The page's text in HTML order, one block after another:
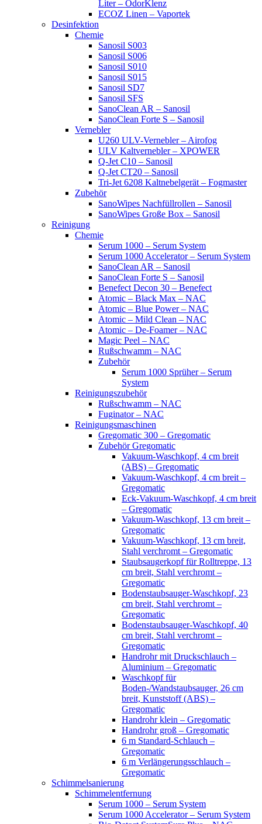
Liter – OdorKlenz
ECOZ Linen – Vaportek
Desinfektion
Chemie
Sanosil S003
Sanosil S006
Sanosil S010
Sanosil S015
Sanosil SD7
Sanosil SFS
SanoClean AR – Sanosil
SanoClean Forte S – Sanosil
Vernebler
U260 ULV-Vernebler – Airofog
ULV Kaltvernebler – XPOWER
Q-Jet C10 – Sanosil
Q-Jet CT20 – Sanosil
Tri-Jet 6208 Kaltnebelgerät – Fogmaster
Zubehör
SanoWipes Nachfüllrollen – Sanosil
SanoWipes Große Box – Sanosil
Reinigung
Chemie
Serum 1000 – Serum System
Serum 1000 Accelerator – Serum System
SanoClean AR – Sanosil
SanoClean Forte S – Sanosil
Benefect Decon 30 – Benefect
Atomic – Black Max – NAC
Atomic – Blue Power – NAC
Atomic – Mild Clean – NAC
Atomic – De-Foamer – NAC
Magic Peel – NAC
Rußschwamm – NAC
Zubehör
Serum 1000 Sprüher – Serum
System
Reinigungszubehör
Rußschwamm – NAC
Fuginator – NAC
Reinigungsmaschinen
Gregomatic 300 – Gregomatic
Zubehör Gregomatic
Vakuum-Waschkopf, 4 cm breit
(ABS) – Gregomatic
Vakuum-Waschkopf, 4 cm breit –
Gregomatic
Eck-Vakuum-Waschkopf, 4 cm breit
– Gregomatic
Vakuum-Waschkopf, 13 cm breit –
Gregomatic
Vakuum-Waschkopf, 13 cm breit,
Stahl verchromt – Gregomatic
Staubsaugerkopf für Rolltreppe, 13
cm breit, Stahl verchromt –
Gregomatic
Bodenstaubsauger-Waschkopf, 23
cm breit, Stahl verchromt –
Gregomatic
Bodenstaubsauger-Waschkopf, 40
cm breit, Stahl verchromt –
Gregomatic
Handrohr mit Druckschlauch –
Aluminium – Gregomatic
Waschkopf für
Boden-/Wandstaubsauger, 26 cm
breit, Kunststoff (ABS) –
Gregomatic
Handrohr klein – Gregomatic
Handrohr groß – Gregomatic
6 m Standard-Schlauch –
Gregomatic
6 m Verlängerungsschlauch –
Gregomatic
Schimmelsanierung
Schimmelentfernung
Serum 1000 – Serum System
Serum 1000 Accelerator – Serum System